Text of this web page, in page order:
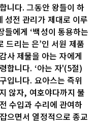
니다. 그동안 왕들이 하
성전 관리가 제대로 이루
에게 ‘백성이 통용하는
드리는 은’인 서원 제품
사 제물을 아는 자에게
합니다. ‘아는 자'(5절)
입니다. 요아스는 즉위
않자, 여호야다까지 불
수입과 수리에 관여하
으면서 열정적으로 종교